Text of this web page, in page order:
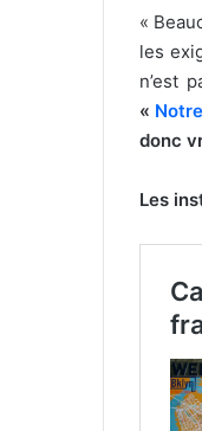
«
les
n’est
«
donc
Les